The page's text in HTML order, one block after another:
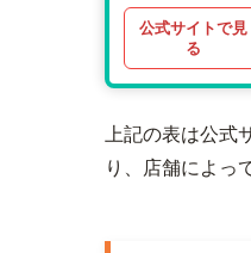
公式サイトで見
る
上記の表は公式
り、店舗によっ